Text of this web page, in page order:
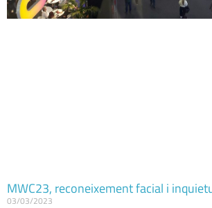
MWC23, reconeixement facial i
03/03/2023